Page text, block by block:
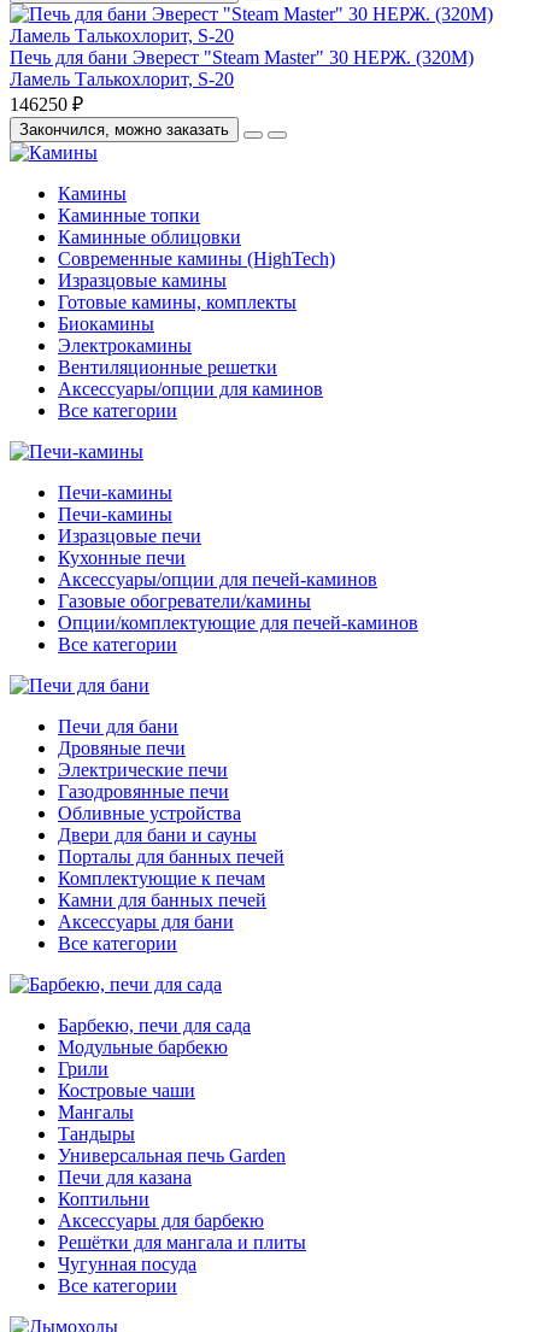
Печь для бани Эверест "Steam Master" 30 НЕРЖ. (320М)
Ламель Талькохлорит, S-20
146250 ₽
Закончился, можно заказать
Камины
Каминные топки
Каминные облицовки
Современные камины (HighTech)
Изразцовые камины
Готовые камины, комплекты
Биокамины
Электрокамины
Вентиляционные решетки
Аксессуары/опции для каминов
Все категории
Печи-камины
Печи-камины
Изразцовые печи
Кухонные печи
Аксессуары/опции для печей-каминов
Газовые обогреватели/камины
Опции/комплектующие для печей-каминов
Все категории
Печи для бани
Дровяные печи
Электрические печи
Газодровянные печи
Обливные устройства
Двери для бани и сауны
Порталы для банных печей
Комплектующие к печам
Камни для банных печей
Аксессуары для бани
Все категории
Барбекю, печи для сада
Модульные барбекю
Грили
Костровые чаши
Мангалы
Тандыры
Универсальная печь Garden
Печи для казана
Коптильни
Аксессуары для барбекю
Решётки для мангала и плиты
Чугунная посуда
Все категории